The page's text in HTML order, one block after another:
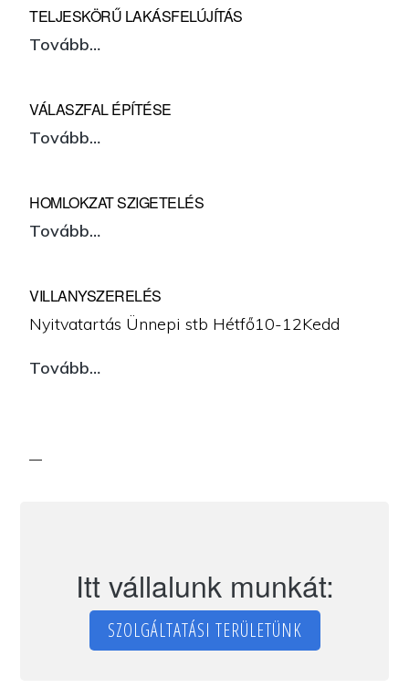
TELJESKÖRŰ LAKÁSFELÚJÍTÁS
Tovább…Teljeskörű
VÁLASZFAL ÉPÍTÉSE
Tovább…Válaszfal
HOMLOKZAT SZIGETELÉS
Tovább…Homlokzat
VILLANYSZERELÉS
Nyitvatartás Ünnepi stb Hétfő10-12Kedd
Tovább…Villanyszerelés
Itt vállalunk munkát:
SZOLGÁLTATÁSI TERÜLETÜNK